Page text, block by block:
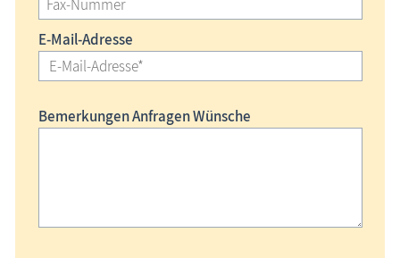
E-Mail-Adresse
Bemerkungen Anfragen Wünsche